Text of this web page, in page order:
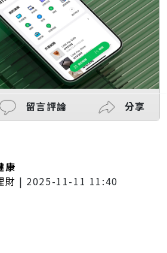
留言評論 分享
康
財 | 2025-11-11 11:40